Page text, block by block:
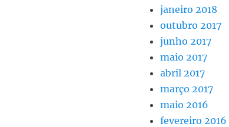
janeiro 2018
outubro 2017
junho 2017
maio 2017
abril 2017
março 2017
maio 2016
fevereiro 2016